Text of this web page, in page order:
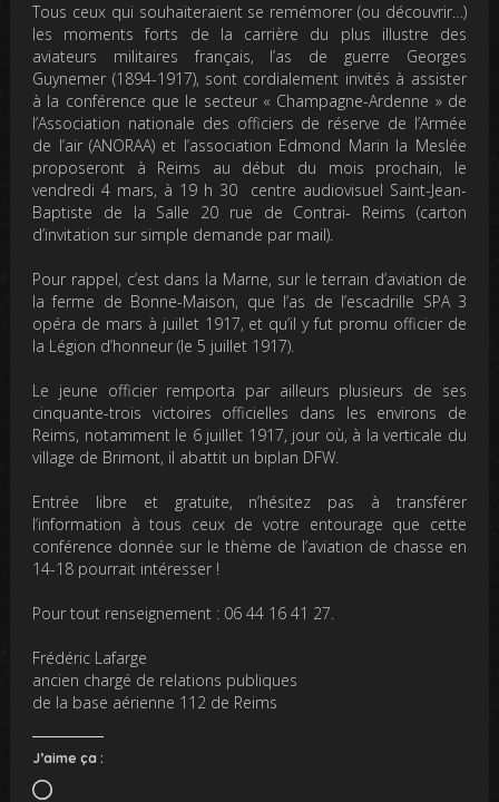
Tous ceux qui souhaiteraient se remémorer (ou découvrir…)
les moments forts de la carrière du plus illustre des
aviateurs militaires français, l’as de guerre Georges
Guynemer (1894-1917), sont cordialement invités à assister
à la conférence que le secteur « Champagne-Ardenne » de
l’Association nationale des officiers de réserve de l’Armée
de l’air (ANORAA) et l’association Edmond Marin la Meslée
proposeront à Reims au début du mois prochain, le
vendredi 4 mars, à 19 h 30 centre audiovisuel Saint-Jean-
Baptiste de la Salle 20 rue de Contrai- Reims (carton
d’invitation sur simple demande par mail).
Pour rappel, c’est dans la Marne, sur le terrain d’aviation de
la ferme de Bonne-Maison, que l’as de l’escadrille SPA 3
opéra de mars à juillet 1917, et qu’il y fut promu officier de
la Légion d’honneur (le 5 juillet 1917).
Le jeune officier remporta par ailleurs plusieurs de ses
cinquante-trois victoires officielles dans les environs de
Reims, notamment le 6 juillet 1917, jour où, à la verticale du
village de Brimont, il abattit un biplan DFW.
Entrée libre et gratuite, n’hésitez pas à transférer
l’information à tous ceux de votre entourage que cette
conférence donnée sur le thème de l’aviation de chasse en
14-18 pourrait intéresser !
Pour tout renseignement : 06 44 16 41 27.
Frédéric Lafarge
ancien chargé de relations publiques
de la base aérienne 112 de Reims
J’aime ça :
Chargement…